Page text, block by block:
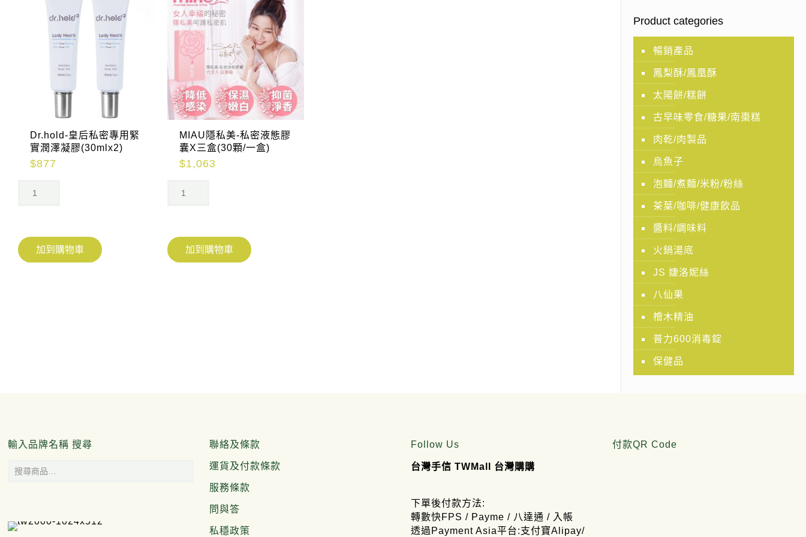
Dr.hold-皇后私密專用緊
實潤澤凝膠(30mlx2)
$877
加到購物車
MIAU隱私美-私密液態膠
囊X三盒(30顆/一盒)
$1,063
加到購物車
Product categories
暢銷產品
鳳梨酥/鳳凰酥
太陽餅/糕餅
古早味零食/糖果/南棗糕
肉乾/肉製品
烏魚子
泡麵/煮麵/米粉/粉絲
茶葉/咖啡/健康飲品
醬料/調味料
火鍋湯底
JS 婕洛妮絲
八仙果
檜木精油
普力600消毒錠
保健品
輸入品牌名稱 搜尋 聯絡及條款
運貨及付款條款
服務條款
問與答
私穩政策
Follow Us
台灣手信 TWMall 台灣購購
下單後付款方法:
轉數快FPS / Payme / 八達通 / 入帳
透過Payment Asia平台:支付寶Alipay/
付款QR Code